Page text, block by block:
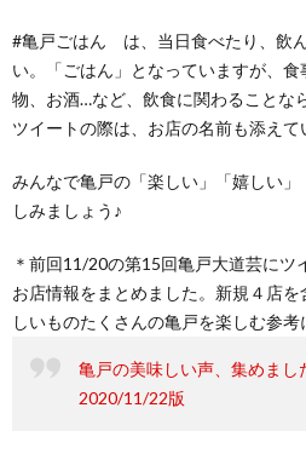
#亀戸ごはん は、当日食べたり、飲
い。「ごはん」となっていますが、
物、お酒…など、飲食に関わることな
ツイートの際は、お店の名前も添えて
みんなで亀戸の「楽しい」「嬉しい
しみましょう♪
＊前回11/20の第15回亀戸大道芸にツ
お店情報をまとめました。新規４店
しいものたくさんの亀戸を楽しむ参考
亀戸の美味しい声、集めまし
2020/11/22版